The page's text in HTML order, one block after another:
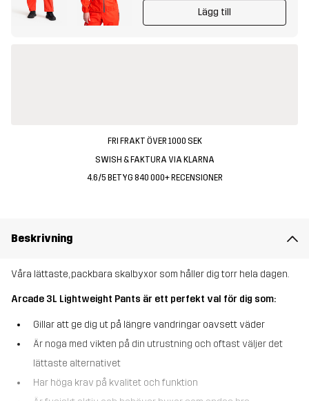
Lägg till
FRI FRAKT ÖVER 1000 SEK
SWISH & FAKTURA VIA KLARNA
4.6/5 BETYG 840 000+ RECENSIONER
Beskrivning
Våra lättaste, packbara skalbyxor som håller dig torr hela dagen.
Arcade 3L Lightweight Pants är ett perfekt val för dig som:
Gillar att ge dig ut på längre vandringar oavsett väder
Är noga med vikten på din utrustning och oftast väljer det
lättaste alternativet
Har höga krav på kvalitet och funktion